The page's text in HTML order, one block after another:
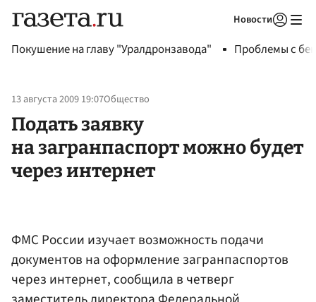
Новости
Покушение на главу "Уралдронзавода" Проблемы с
13 августа 2009 19:07Общество
Подать заявку
на загранпаспорт можно будет
через интернет
ФМС России изучает возможность подачи
документов на оформление загранпаспортов
через интернет, сообщила в четверг